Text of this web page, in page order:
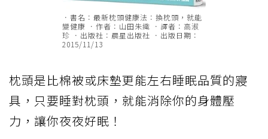
．書名：最新枕頭健康法：換枕頭，就能
變健康 ．作者：山田朱織 ．譯者：高淑
珍 ．出版社：晨星出版社 ．出版日期：
2015/11/13
枕頭是比棉被或床墊更能左右睡眠品質的寢
具，只要睡對枕頭，就能消除你的身體壓
力，讓你夜夜好眠！